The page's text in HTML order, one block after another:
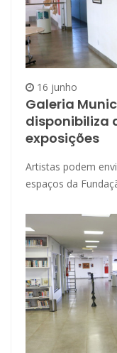
16 junho
Galeria
disponibiliza
exposições
Artistas podem
espaços da